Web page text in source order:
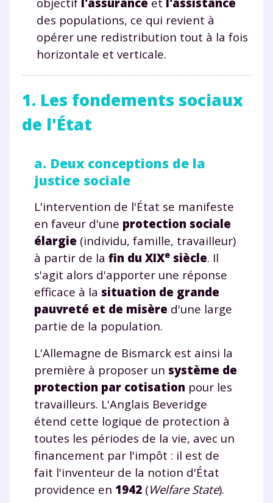
des populations, ce qui revient à
opérer une redistribution tout à la fois
horizontale et verticale.
1. Les fondements sociaux
de l'État
a. Deux conceptions de la
justice sociale
L'intervention de l'État se manifeste
en faveur d'une protection sociale
élargie (individu, famille, travailleur)
à partir de la fin du XIXe siècle. Il
s'agit alors d'apporter une réponse
efficace à la situation de grande
pauvreté et de misère d'une large
partie de la population.
L'Allemagne de Bismarck est ainsi la
première à proposer un système de
protection par cotisation pour les
travailleurs. L'Anglais Beveridge
étend cette logique de protection à
toutes les périodes de la vie, avec un
financement par l'impôt : il est de
fait l'inventeur de la notion d'État
providence en 1942 (Welfare State).